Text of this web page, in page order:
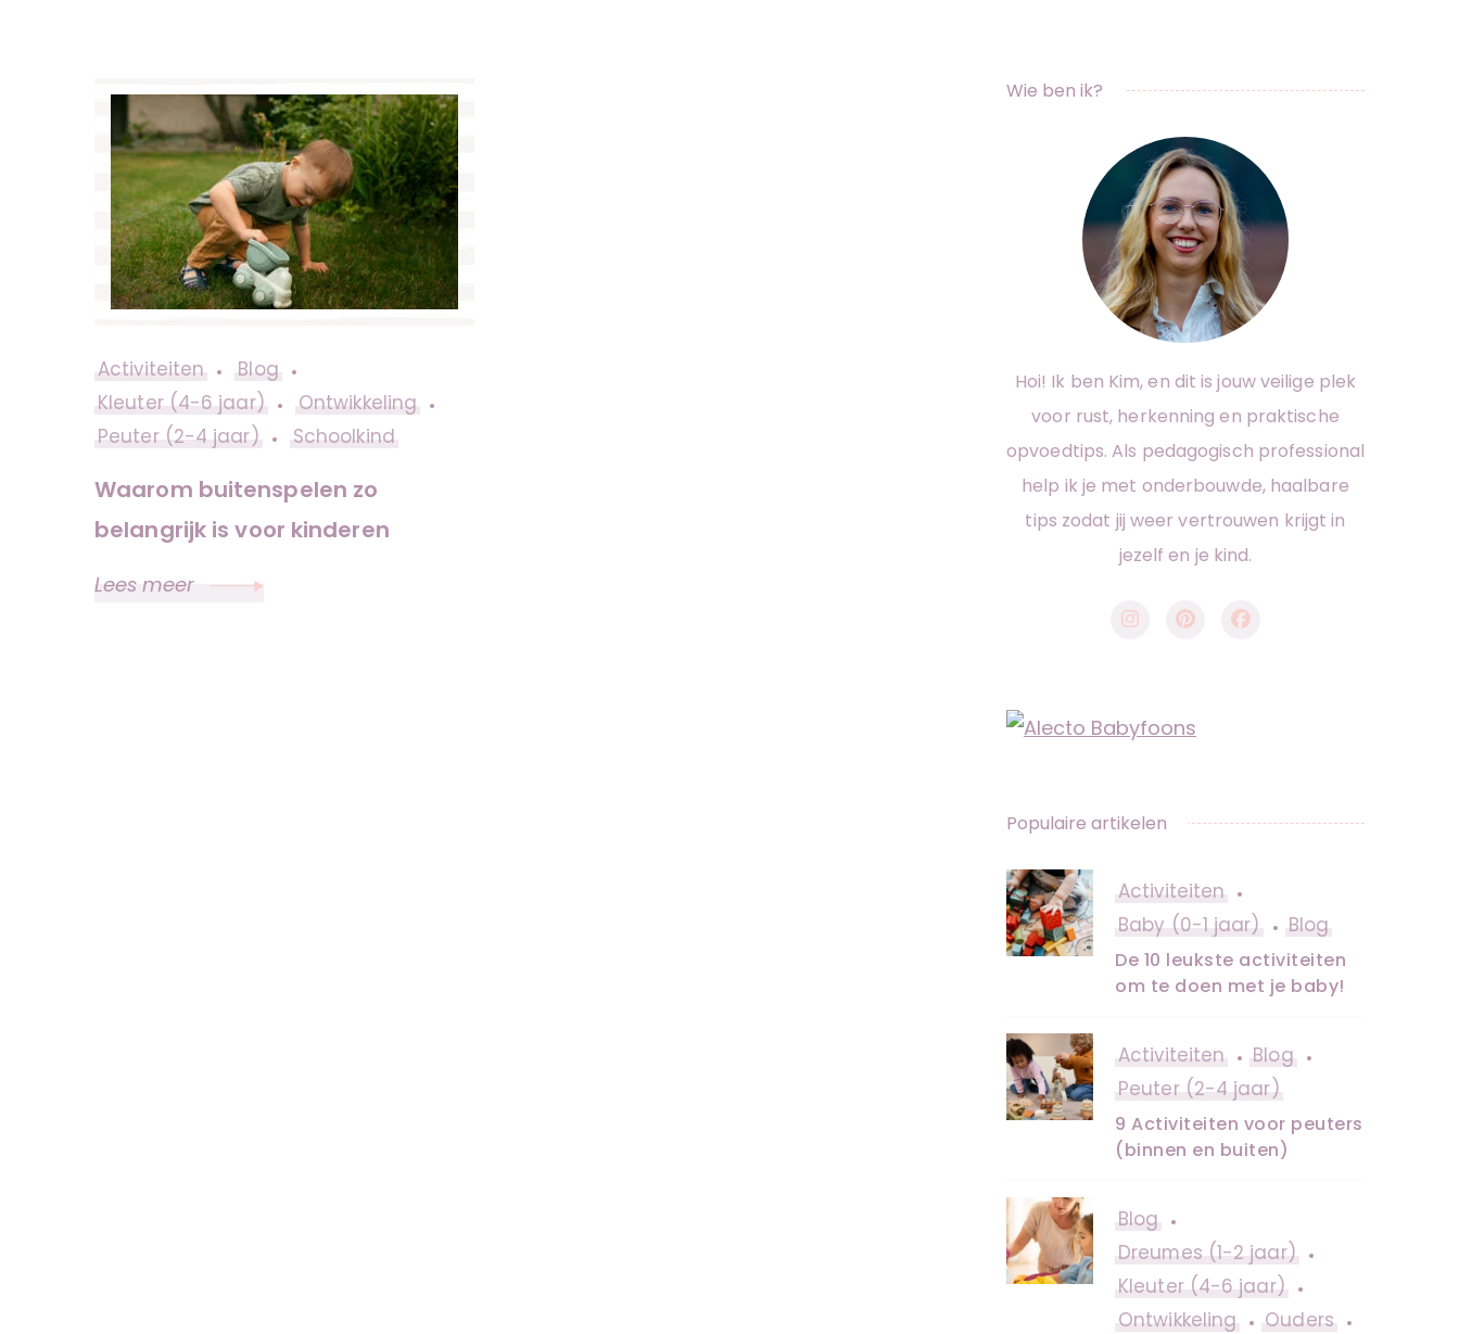
Activiteiten
Blog
Kleuter (4-6 jaar)
Ontwikkeling
Peuter (2-4 jaar)
Schoolkind
Waarom buitenspelen zo
belangrijk is voor kinderen
Lees meer
Wie ben ik?
Hoi! Ik ben Kim, en dit is jouw veilige plek
voor rust, herkenning en praktische
opvoedtips. Als pedagogisch professional
help ik je met onderbouwde, haalbare
tips zodat jij weer vertrouwen krijgt in
jezelf en je kind.
Populaire artikelen
Activiteiten
Baby (0-1 jaar)
Blog
De 10 leukste activiteiten
om te doen met je baby!
Activiteiten
Blog
Peuter (2-4 jaar)
9 Activiteiten voor peuters
(binnen en buiten)
Blog
Dreumes (1-2 jaar)
Kleuter (4-6 jaar)
Ontwikkeling
Ouders